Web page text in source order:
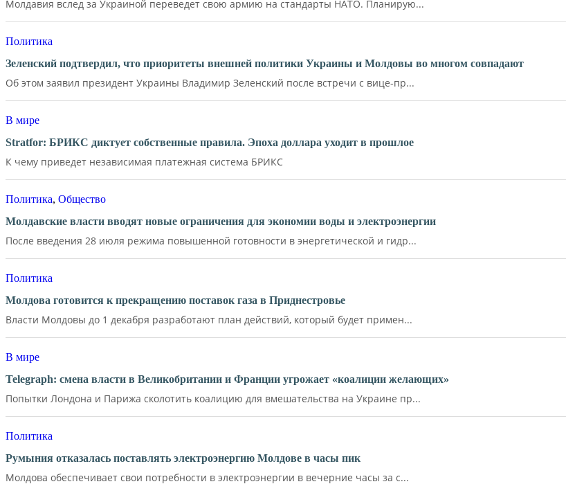
Молдавия вслед за Украиной переведет свою армию на стандарты НАТО. Планирую...
Политика
Зеленский подтвердил, что приоритеты внешней политики Украины и Молдовы во многом совпадают
Об этом заявил президент Украины Владимир Зеленский после встречи с вице-пр...
В мире
Stratfor: БРИКС диктует собственные правила. Эпоха доллара уходит в прошлое
К чему приведет независимая платежная система БРИКС
Политика, Общество
Молдавские власти вводят новые ограничения для экономии воды и электроэнергии
После введения 28 июля режима повышенной готовности в энергетической и гидр...
Политика
Молдова готовится к прекращению поставок газа в Приднестровье
Власти Молдовы до 1 декабря разработают план действий, который будет примен...
В мире
Telegraph: смена власти в Великобритании и Франции угрожает «коалиции желающих»
Попытки Лондона и Парижа сколотить коалицию для вмешательства на Украине пр...
Политика
Румыния отказалась поставлять электроэнергию Молдове в часы пик
Молдова обеспечивает свои потребности в электроэнергии в вечерние часы за с...